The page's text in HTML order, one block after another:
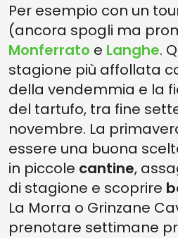
Per esempio con un
(ancora spogli ma
Monferrato e Langhe.
stagione più affollata
della vendemmia e la
del tartufo, tra fine
novembre. La
essere una buona
in piccole cantine,
di stagione e scoprire
La Morra o Grinzane
prenotare settimane